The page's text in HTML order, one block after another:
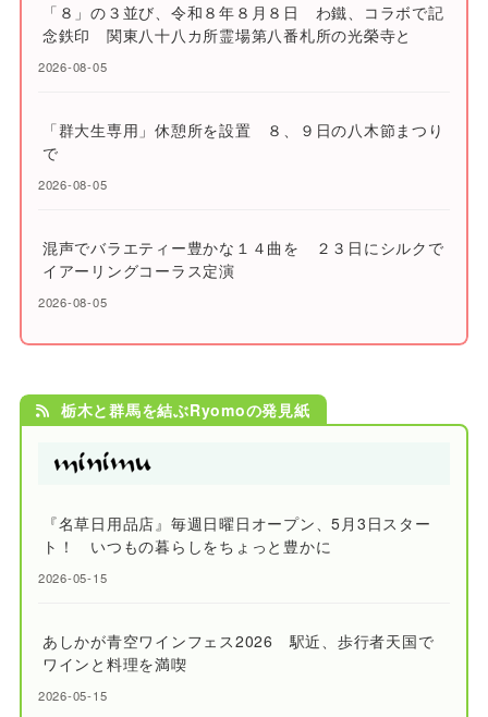
「８」の３並び、令和８年８月８日 わ鐵、コラボで記
念鉄印 関東八十八カ所霊場第八番札所の光榮寺と
2026-08-05
「群大生専用」休憩所を設置 ８、９日の八木節まつり
で
2026-08-05
混声でバラエティー豊かな１４曲を ２３日にシルクで
イアーリングコーラス定演
2026-08-05
栃木と群馬を結ぶRyomoの発見紙
『名草日用品店』毎週日曜日オープン、5月3日スター
ト！ いつもの暮らしをちょっと豊かに
2026-05-15
あしかが青空ワインフェス2026 駅近、歩行者天国で
ワインと料理を満喫
2026-05-15